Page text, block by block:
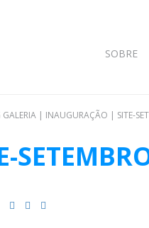
SOBRE
| INAUGURAÇÃO | SITE-